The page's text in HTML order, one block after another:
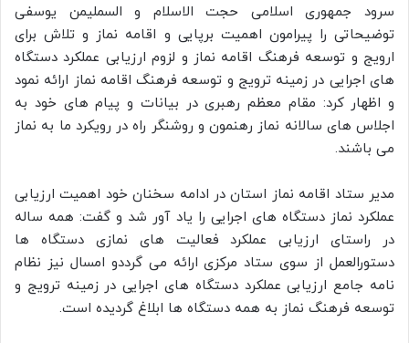
سرود جمهوری اسلامی حجت الاسلام و السملیمن یوسفی
توضیحاتی را پیرامون اهمیت برپایی و اقامه نماز و تلاش برای
ارویج و توسعه فرهنگ اقامه نماز و لزوم ارزیابی عملکرد دستگاه
های اجرایی در زمینه ترویج و توسعه فرهنگ اقامه نماز ارائه نمود
و اظهار کرد: مقام معظم رهبری در بیانات و پیام های خود به
اجلاس های سالانه نماز رهنمون و روشنگر راه در رویکرد ما به نماز
می باشند.
مدیر ستاد اقامه نماز استان در ادامه سخنان خود اهمیت ارزیابی
عملکرد نماز دستگاه های اجرایی را یاد آور شد و گفت: همه ساله
در راستای ارزیابی عملکرد فعالیت های نمازی دستگاه ها
دستورالعمل از سوی ستاد مرکزی ارائه می گرددو امسال نیز نظام
نامه جامع ارزیابی عملکرد دستگاه های اجرایی در زمینه ترویج و
توسعه فرهنگ نماز به همه دستگاه ها ابلاغ گردیده است.